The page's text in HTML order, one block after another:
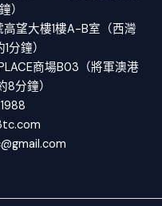
）
望大樓1樓A-B室（西灣
分鐘）
商場B03（將軍澳港
分鐘）